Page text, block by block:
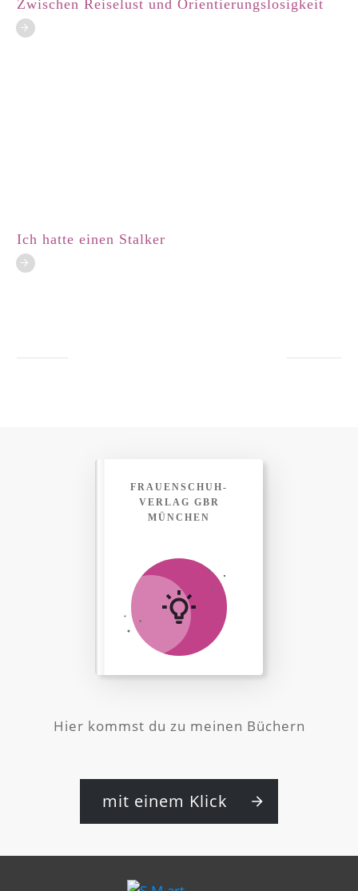
Zwischen Reiselust und Orientierungslosigkeit
Ich hatte einen Stalker
Hier kommst du zu meinen Büchern
mit einem Klick
FRAUENSCHUH-
VERLAG GBR
MÜNCHEN